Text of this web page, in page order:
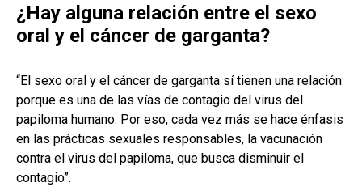
¿Hay alguna relación entre el sexo
oral y el cáncer de garganta?
“El sexo oral y el cáncer de garganta sí tienen una relación
porque es una de las vías de contagio del virus del
papiloma humano. Por eso, cada vez más se hace énfasis
en las prácticas sexuales responsables, la vacunación
contra el virus del papiloma, que busca disminuir el
contagio”.